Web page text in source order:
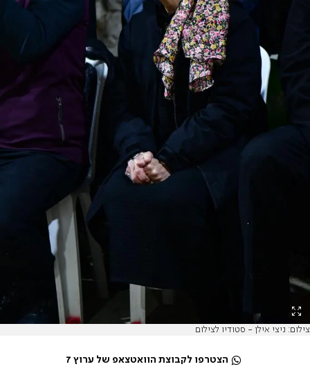
צילום: ניצי אילן - סטודיו לצילום
הצטרפו לקבוצת הוואטצאפ של ערוץ 7